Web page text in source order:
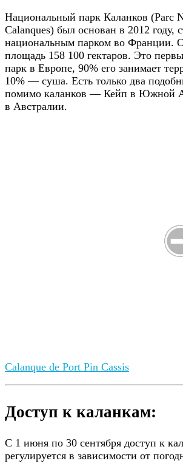
Национальный парк Каланков (Parc
Calanques) был основан в 2012 году,
национальным парком во Франции.
площадь 158 100 гектаров. Это
парк в Европе, 90% его занимает
10% — суша. Есть только два
помимо каланков — Кейп в Южной
в Австралии.
Calanque de Port Pin Cassis
Доступ к каланкам:
С 1 июня по 30 сентября доступ к
регулируется в зависимости от